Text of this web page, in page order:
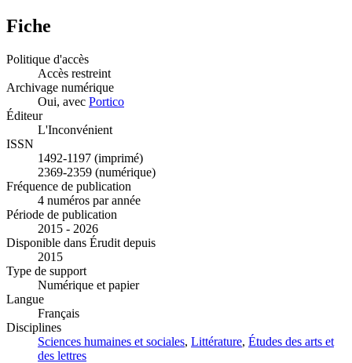
Fiche
Politique d'accès
Accès restreint
Archivage numérique
Oui, avec Portico
Éditeur
L'Inconvénient
ISSN
1492-1197 (imprimé)
2369-2359 (numérique)
Fréquence de publication
4 numéros par année
Période de publication
2015 - 2026
Disponible dans Érudit depuis
2015
Type de support
Numérique et papier
Langue
Français
Disciplines
Sciences humaines et sociales, Littérature, Études des arts et
des lettres